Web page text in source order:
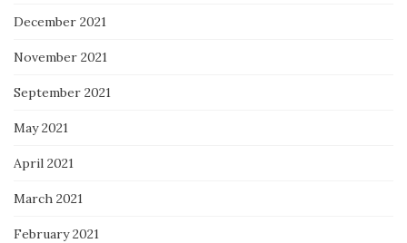
December 2021
November 2021
September 2021
May 2021
April 2021
March 2021
February 2021